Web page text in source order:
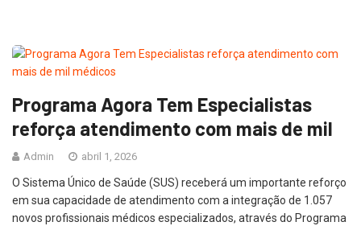
Programa Agora Tem Especialistas
reforça atendimento com mais de mil
Admin abril 1, 2026
O Sistema Único de Saúde (SUS) receberá um importante reforço
em sua capacidade de atendimento com a integração de 1.057
novos profissionais médicos especializados, através do Programa